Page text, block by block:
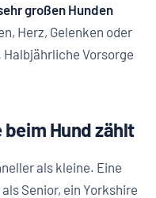
großen Hunden
Herz, Gelenken oder
Vorsorge
Hund zählt
als kleine. Eine
Senior, ein Yorkshire